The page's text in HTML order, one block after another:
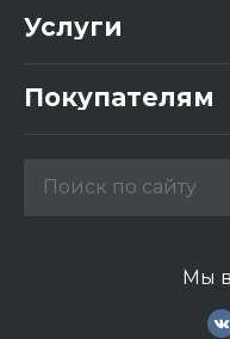
Услуги
Покупателям
Мы